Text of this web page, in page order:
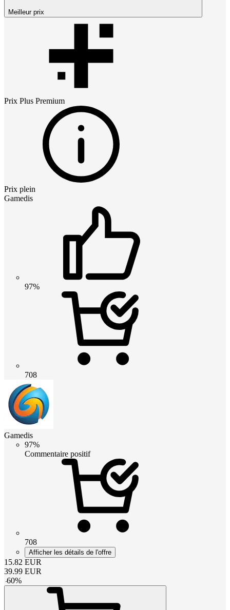
Meilleur prix
Prix Plus Premium
Prix plein
Gamedis
97%
708
Gamedis
97%
Commentaire positif
708
Afficher les détails de l'offre
15.82 EUR
39.99 EUR
-60%